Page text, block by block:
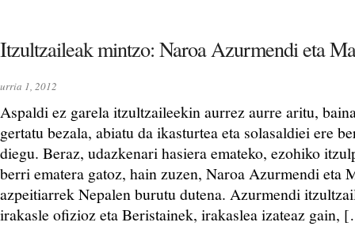
Itzultzaileak mintzo: Naroa Azurmendi eta
urria 1, 2012
Aspaldi ez garela itzultzaileekin aurrez aurre aritu,
gertatu bezala, abiatu da ikasturtea eta solasaldiei ere
diegu. Beraz, udazkenari hasiera emateko, ezohiko
berri ematera gatoz, hain zuzen, Naroa Azurmendi eta
azpeitiarrek Nepalen burutu dutena. Azurmendi
irakasle ofizioz eta Beristainek, irakaslea izateaz gain,